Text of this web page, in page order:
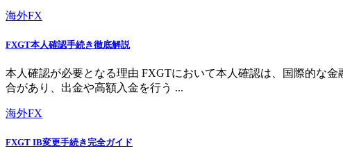
海外FX
FXGT本人確認手続き徹底解説
本人確認が必要となる理由 FXGTにおいて本人確認は、国際的な
合があり、出金や高額入金を行う ...
海外FX
FXGT IB変更手続き完全ガイド